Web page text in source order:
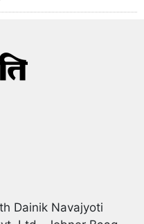
Dainik Navajyoti